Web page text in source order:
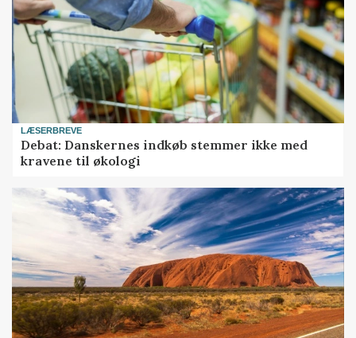
LÆSERBREVE
Debat: Danskernes indkøb stemmer ikke med
kravene til økologi